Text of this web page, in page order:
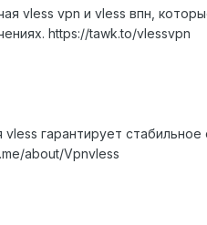
vless vpn и vless впн,
https://tawk.to/vlessvpn
гарантирует
about/Vpnvless